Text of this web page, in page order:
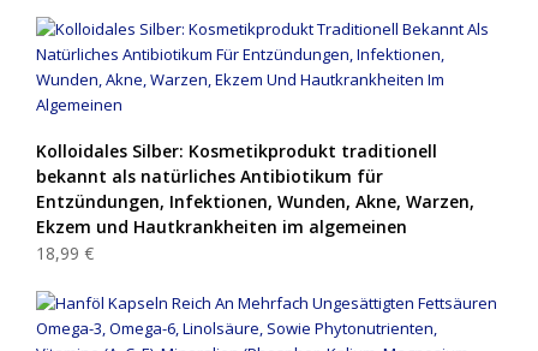
Kolloidales Silber: Kosmetikprodukt traditionell
bekannt als natürliches Antibiotikum für
Entzündungen, Infektionen, Wunden, Akne, Warzen,
Ekzem und Hautkrankheiten im algemeinen
18,99 €